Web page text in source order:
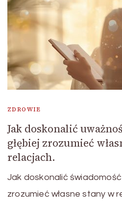
ZDROWIE
Jak doskonalić
głębiej zrozumieć
relacjach.
Jak doskonalić
zrozumieć własne stany w